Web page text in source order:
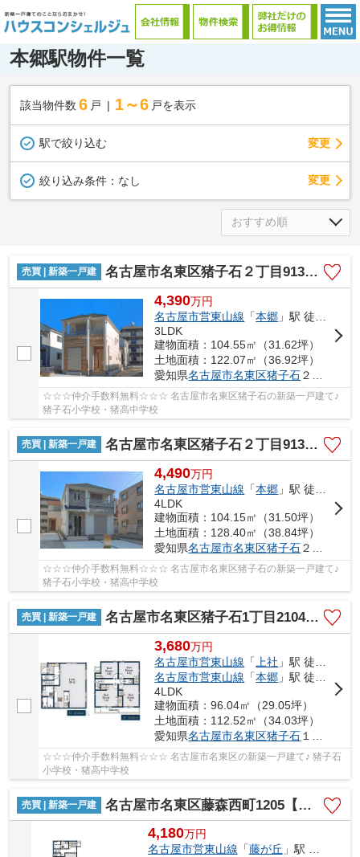
本郷駅物件一覧
該当物件数 6 戸 1～6 戸を表示
駅で絞り込む 変更
絞り込み条件： なし 変更
売買 | 新築一戸建 名古屋市名東区猪子石２丁目913-3【仲介手数料無料】新築一戸建て B号棟
4,390万円
名古屋市営東山線 「本郷 」駅 徒歩21分
3LDK
建物面積：104.55㎡（31.62坪）
土地面積：122.07㎡（36.92坪）
愛知県名古屋市名東区猪子石２丁目913-3
☆☆☆仲介手数料無料☆☆☆ 名古屋市名東区猪子石の新築一戸建て♪
猪子石小学校・猪高中学校
売買 | 新築一戸建 名古屋市名東区猪子石２丁目913-3【仲介手数料無料】新築一戸建て E号棟
4,490万円
名古屋市営東山線 「本郷 」駅 徒歩21分
4LDK
建物面積：104.15㎡（31.50坪）
土地面積：128.40㎡（38.84坪）
愛知県名古屋市名東区猪子石２丁目913-3
☆☆☆仲介手数料無料☆☆☆ 名古屋市名東区猪子石の新築一戸建て♪
猪子石小学校・猪高中学校
売買 | 新築一戸建 名古屋市名東区猪子石1丁目2104【仲介手数料無料】新築一戸建て 2号棟
3,680万円
名古屋市営東山線 「 上社 」駅 徒歩24分
名古屋市営東山線 「本郷 」駅 徒歩28分
4LDK
建物面積：96.04㎡（29.05坪）
土地面積：112.52㎡（34.03坪）
愛知県名古屋市名東区猪子石 １丁目2104
☆☆☆仲介手数料無料☆☆☆ 名古屋市名東区の新築一戸建て♪ 猪子石
小学校・猪高中学校
売買 | 新築一戸建 名古屋市名東区藤森西町1205【仲介手数料無料】新築一戸建て 2号棟
4,180万円
名古屋市営東山線 「藤が丘 」駅 徒歩20分